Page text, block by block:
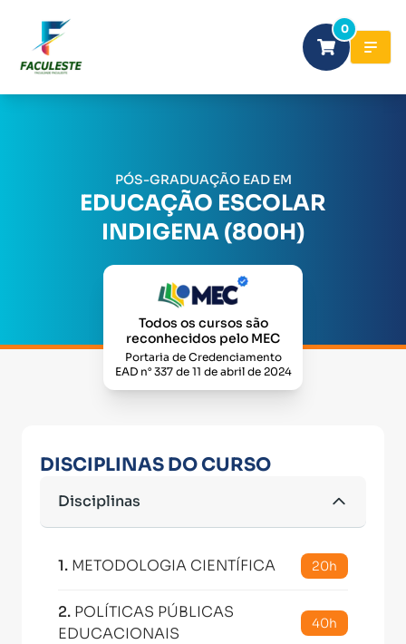
0
PÓS-GRADUAÇÃO EAD EM
EDUCAÇÃO ESCOLAR
INDIGENA (800H)
Todos os cursos são
reconhecidos pelo MEC
Portaria de Credenciamento
EAD n° 337 de 11 de abril de 2024
DISCIPLINAS DO CURSO
Disciplinas
1. METODOLOGIA CIENTÍFICA 20h
2. POLÍTICAS PÚBLICAS
EDUCACIONAIS
40h